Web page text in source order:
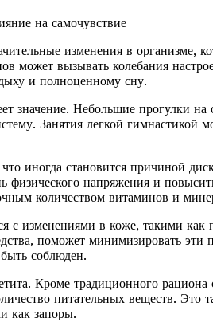
изменения в организме,
может вызывать колебания
и полноценному сну.
значение. Небольшие прогулки
Занятия легкой гимнастикой
иногда становится причиной
физического напряжения и
количеством витаминов и
с изменениями в коже, такими
поможет минимизировать эти
соблюден.
Кроме традиционного
питательных веществ.
как запоры.